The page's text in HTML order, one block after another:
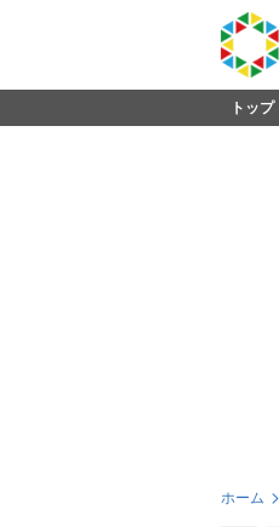
トップ
ホーム